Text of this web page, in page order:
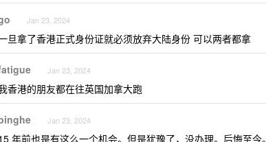
Jan 23, 2024
旦拿了香港正式身份证就必须放弃大陆身份 可以两者都拿
Jan 23, 2024
香港的朋友都在往英国加拿大跑
Jan 23, 2024
年前也是有这么一个机会。但是犹豫了，没办理。后悔至今。